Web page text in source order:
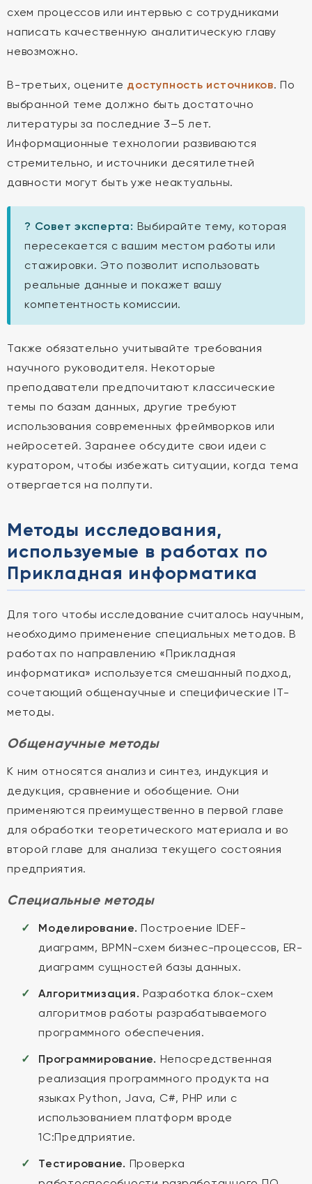
схем процессов или интервью с сотрудниками
написать качественную аналитическую главу
невозможно.
В-третьих, оцените доступность источников. По
выбранной теме должно быть достаточно
литературы за последние 3–5 лет.
Информационные технологии развиваются
стремительно, и источники десятилетней
давности могут быть уже неактуальны.
? Совет эксперта: Выбирайте тему, которая
пересекается с вашим местом работы или
стажировки. Это позволит использовать
реальные данные и покажет вашу
компетентность комиссии.
Также обязательно учитывайте требования
научного руководителя. Некоторые
преподаватели предпочитают классические
темы по базам данных, другие требуют
использования современных фреймворков или
нейросетей. Заранее обсудите свои идеи с
куратором, чтобы избежать ситуации, когда тема
отвергается на полпути.
Методы исследования,
используемые в работах по
Прикладная информатика
Для того чтобы исследование считалось научным,
необходимо применение специальных методов. В
работах по направлению «Прикладная
информатика» используется смешанный подход,
сочетающий общенаучные и специфические IT-
методы.
Общенаучные методы
К ним относятся анализ и синтез, индукция и
дедукция, сравнение и обобщение. Они
применяются преимущественно в первой главе
для обработки теоретического материала и во
второй главе для анализа текущего состояния
предприятия.
Специальные методы
Моделирование. Построение IDEF-
диаграмм, BPMN-схем бизнес-процессов, ER-
диаграмм сущностей базы данных.
Алгоритмизация. Разработка блок-схем
алгоритмов работы разрабатываемого
программного обеспечения.
Программирование. Непосредственная
реализация программного продукта на
языках Python, Java, C#, PHP или с
использованием платформ вроде
1С:Предприятие.
Тестирование. Проверка